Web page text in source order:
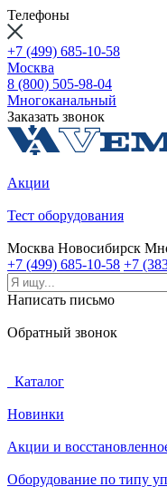
Телефоны
+7 (499) 685-10-58
Москва
8 (800) 505-98-04
Многоканальный
Заказать звонок
Акции
Тест оборудования
Москва Новосибирск
+7 (499) 685-10-58 +7
Написать письмо
Обратный звонок
Каталог
Новинки
Акции и
Оборудование по типу